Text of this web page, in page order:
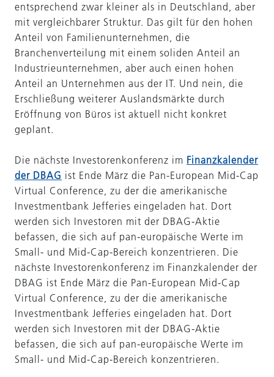
entsprechend zwar kleiner als in Deutschland, aber
mit vergleichbarer Struktur. Das gilt für den hohen
Anteil von Familienunternehmen, die
Branchenverteilung mit einem soliden Anteil an
Industrieunternehmen, aber auch einen hohen
Anteil an Unternehmen aus der IT. Und nein, die
Erschließung weiterer Auslandsmärkte durch
Eröffnung von Büros ist aktuell nicht konkret
geplant.
Die nächste Investorenkonferenz im Finanzkalender
der DBAG ist Ende März die Pan-European Mid-Cap
Virtual Conference, zu der die amerikanische
Investmentbank Jefferies eingeladen hat. Dort
werden sich Investoren mit der DBAG-Aktie
befassen, die sich auf pan-europäische Werte im
Small- und Mid-Cap-Bereich konzentrieren. Die
nächste Investorenkonferenz im Finanzkalender der
DBAG ist Ende März die Pan-European Mid-Cap
Virtual Conference, zu der die amerikanische
Investmentbank Jefferies eingeladen hat. Dort
werden sich Investoren mit der DBAG-Aktie
befassen, die sich auf pan-europäische Werte im
Small- und Mid-Cap-Bereich konzentrieren.